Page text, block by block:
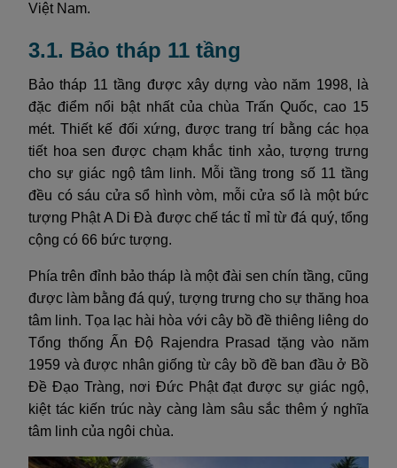
Việt Nam.
3.1. Bảo tháp 11 tầng
Bảo tháp 11 tầng được xây dựng vào năm 1998, là
đặc điểm nổi bật nhất của chùa Trấn Quốc, cao 15
mét. Thiết kế đối xứng, được trang trí bằng các họa
tiết hoa sen được chạm khắc tinh xảo, tượng trưng
cho sự giác ngộ tâm linh. Mỗi tầng trong số 11 tầng
đều có sáu cửa sổ hình vòm, mỗi cửa sổ là một bức
tượng Phật A Di Đà được chế tác tỉ mỉ từ đá quý, tổng
cộng có 66 bức tượng.
Phía trên đỉnh bảo tháp là một đài sen chín tầng, cũng
được làm bằng đá quý, tượng trưng cho sự thăng hoa
tâm linh. Tọa lạc hài hòa với cây bồ đề thiêng liêng do
Tổng thống Ấn Độ Rajendra Prasad tặng vào năm
1959 và được nhân giống từ cây bồ đề ban đầu ở Bồ
Đề Đạo Tràng, nơi Đức Phật đạt được sự giác ngộ,
kiệt tác kiến trúc này càng làm sâu sắc thêm ý nghĩa
tâm linh của ngôi chùa.